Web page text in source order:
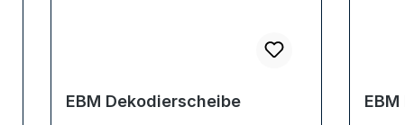
EBM Dekodierscheibe